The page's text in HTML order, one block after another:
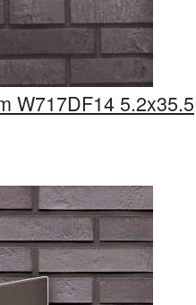
W717DF14 5.2x35.5